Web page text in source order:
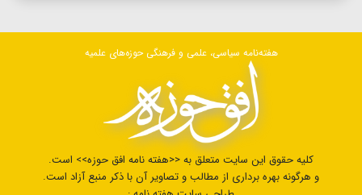
هفته‌نامه سیاسی، علمی و فرهنگی حوزه‌های علمیه
کلیه حقوق این سایت متعلق به <<هفته نامه افق حوزه>> است.
و هرگونه بهره برداری از مطالب و تصاویر آن با ذکر منبع آزاد است.